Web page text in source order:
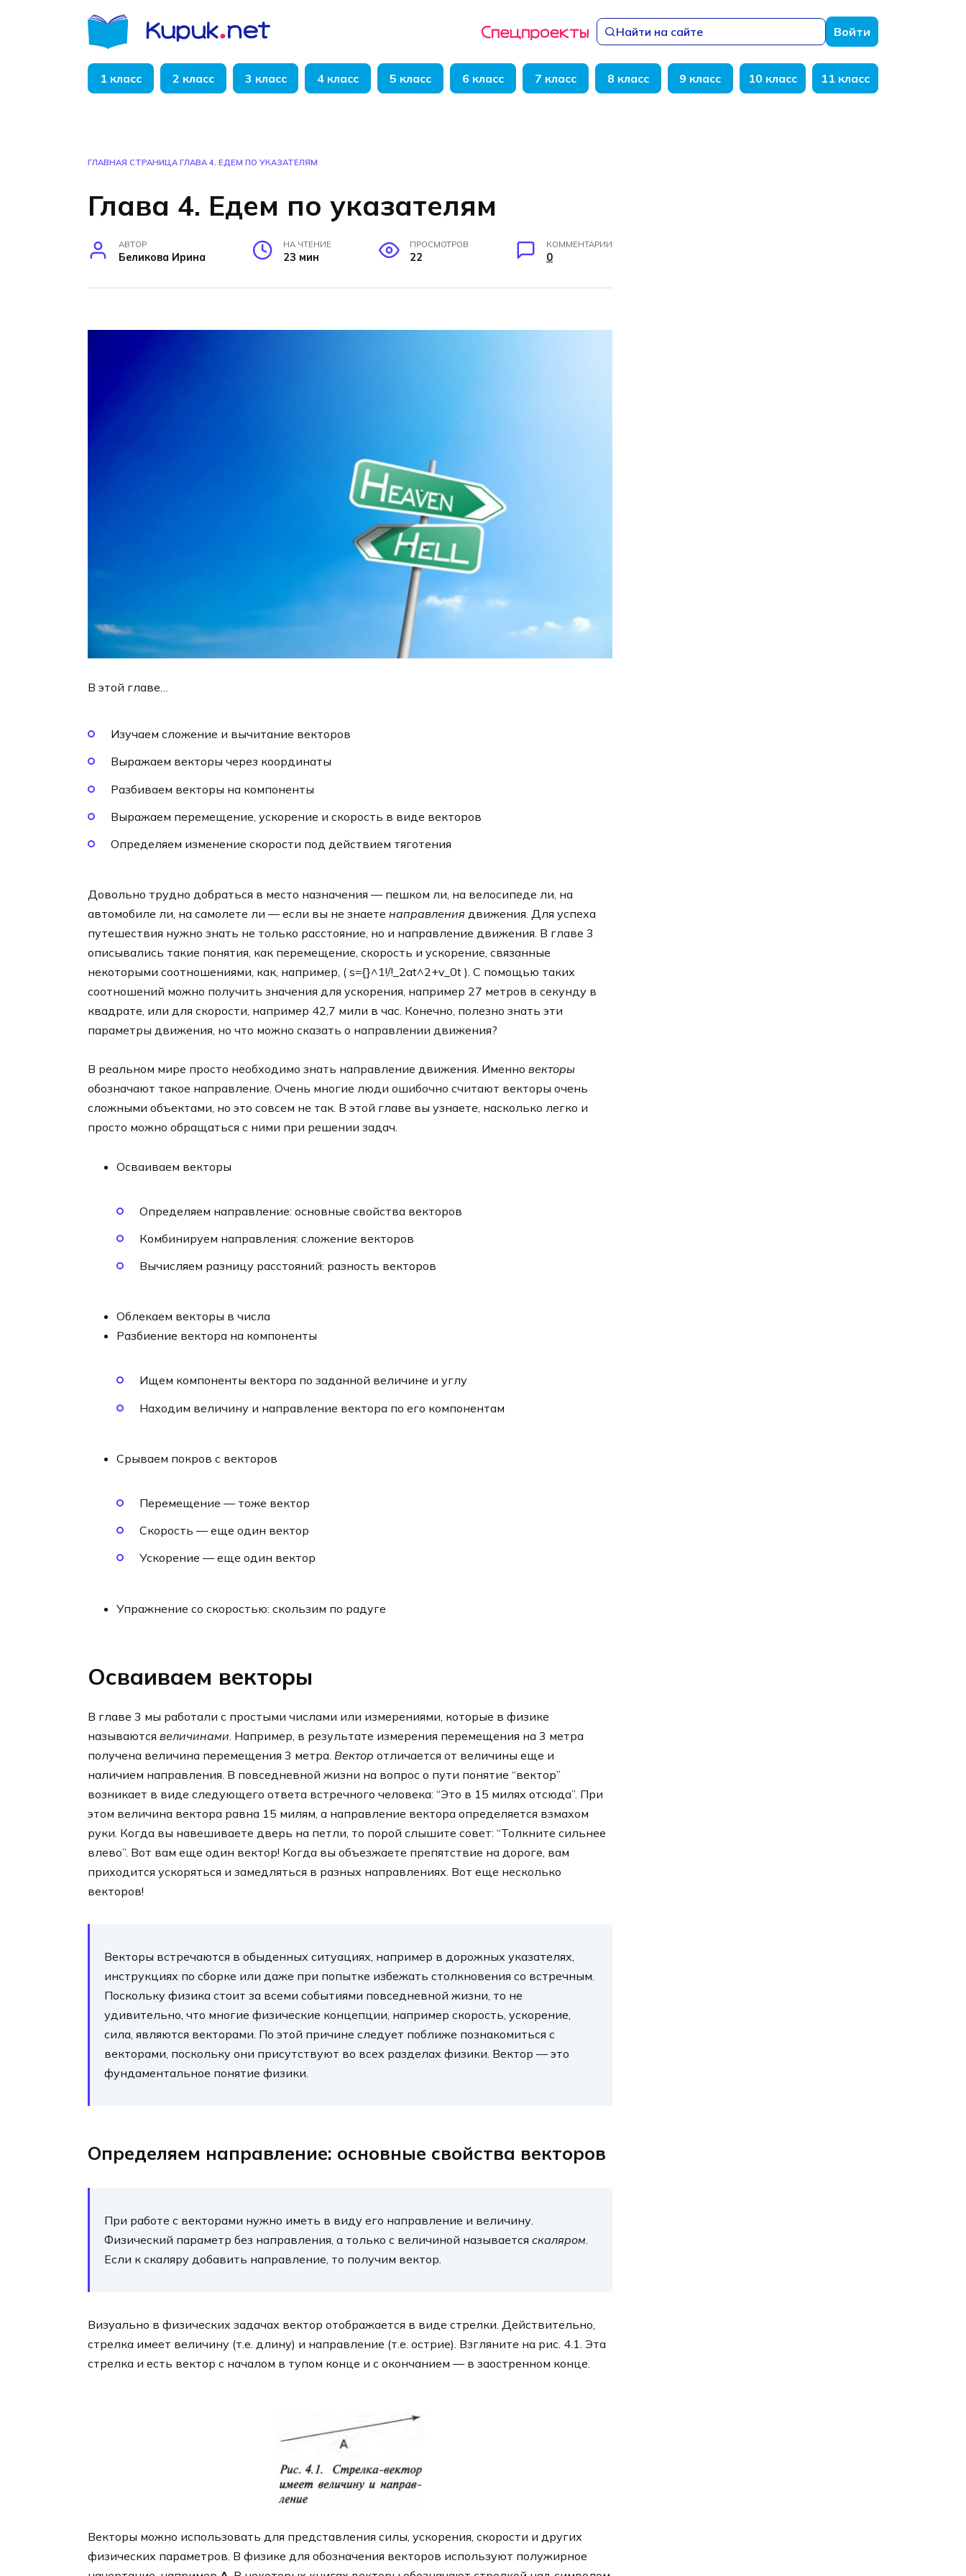
Найти на сайте Войти
1 класс 2 класс 3 класс 4 класс 5 класс 6 класс 7 класс 8 класс 9 класс 10 класс 11 класс
ГЛАВНАЯ СТРАНИЦА ГЛАВА 4. ЕДЕМ ПО УКАЗАТЕЛЯМ
Глава 4. Едем по указателям
АВТОР
Беликова Ирина
НА ЧТЕНИЕ
23 мин
ПРОСМОТРОВ
22
КОММЕНТАРИИ
0
В этой главе…
Изучаем сложение и вычитание векторов
Выражаем векторы через координаты
Разбиваем векторы на компоненты
Выражаем перемещение, ускорение и скорость в виде векторов
Определяем изменение скорости под действием тяготения
Довольно трудно добраться в место назначения — пешком ли, на велосипеде ли, на
автомобиле ли, на самолете ли — если вы не знаете направления движения. Для успеха
путешествия нужно знать не только расстояние, но и направление движения. В главе 3
описывались такие понятия, как перемещение, скорость и ускорение, связанные
некоторыми соотношениями, как, например, ​( s={}^1!/!_2at^2+v_0t )​. С помощью таких
соотношений можно получить значения для ускорения, например 27 метров в секунду в
квадрате, или для скорости, например 42,7 мили в час. Конечно, полезно знать эти
параметры движения, но что можно сказать о направлении движения?
В реальном мире просто необходимо знать направление движения. Именно векторы
обозначают такое направление. Очень многие люди ошибочно считают векторы очень
сложными объектами, но это совсем не так. В этой главе вы узнаете, насколько легко и
просто можно обращаться с ними при решении задач.
Осваиваем векторы
Определяем направление: основные свойства векторов
Комбинируем направления: сложение векторов
Вычисляем разницу расстояний: разность векторов
Облекаем векторы в числа
Разбиение вектора на компоненты
Ищем компоненты вектора по заданной величине и углу
Находим величину и направление вектора по его компонентам
Срываем покров с векторов
Перемещение — тоже вектор
Скорость — еще один вектор
Ускорение — еще один вектор
Упражнение со скоростью: скользим по радуге
Осваиваем векторы
В главе 3 мы работали с простыми числами или измерениями, которые в физике
называются величинами . Например, в результате измерения перемещения на 3 метра
получена величина перемещения 3 метра. Вектор отличается от величины еще и
наличием направления. В повседневной жизни на вопрос о пути понятие “вектор”
возникает в виде следующего ответа встречного человека: “Это в 15 милях отсюда”. При
этом величина вектора равна 15 милям, а направление вектора определяется взмахом
руки. Когда вы навешиваете дверь на петли, то порой слышите совет: “Толкните сильнее
влево”. Вот вам еще один вектор! Когда вы объезжаете препятствие на дороге, вам
приходится ускоряться и замедляться в разных направлениях. Вот еще несколько
векторов!
Векторы встречаются в обыденных ситуациях, например в дорожных указателях,
инструкциях по сборке или даже при попытке избежать столкновения со встречным.
Поскольку физика стоит за всеми событиями повседневной жизни, то не
удивительно, что многие физические концепции, например скорость, ускорение,
сила, являются векторами. По этой причине следует поближе познакомиться с
векторами, поскольку они присутствуют во всех разделах физики. Вектор — это
фундаментальное понятие физики.
Определяем направление: основные свойства векторов
При работе с векторами нужно иметь в виду его направление и величину.
Физический параметр без направления, а только с величиной называется скаляром
Если к скаляру добавить направление, то получим вектор.
Визуально в физических задачах вектор отображается в виде стрелки. Действительно,
стрелка имеет величину (т.е. длину) и направление (т.е. острие). Взгляните на рис. 4.1. Эта
стрелка и есть вектор с началом в тупом конце и с окончанием — в заостренном конце.
Векторы можно использовать для представления силы, ускорения, скорости и других
физических параметров. В физике для обозначения векторов используют полужирное